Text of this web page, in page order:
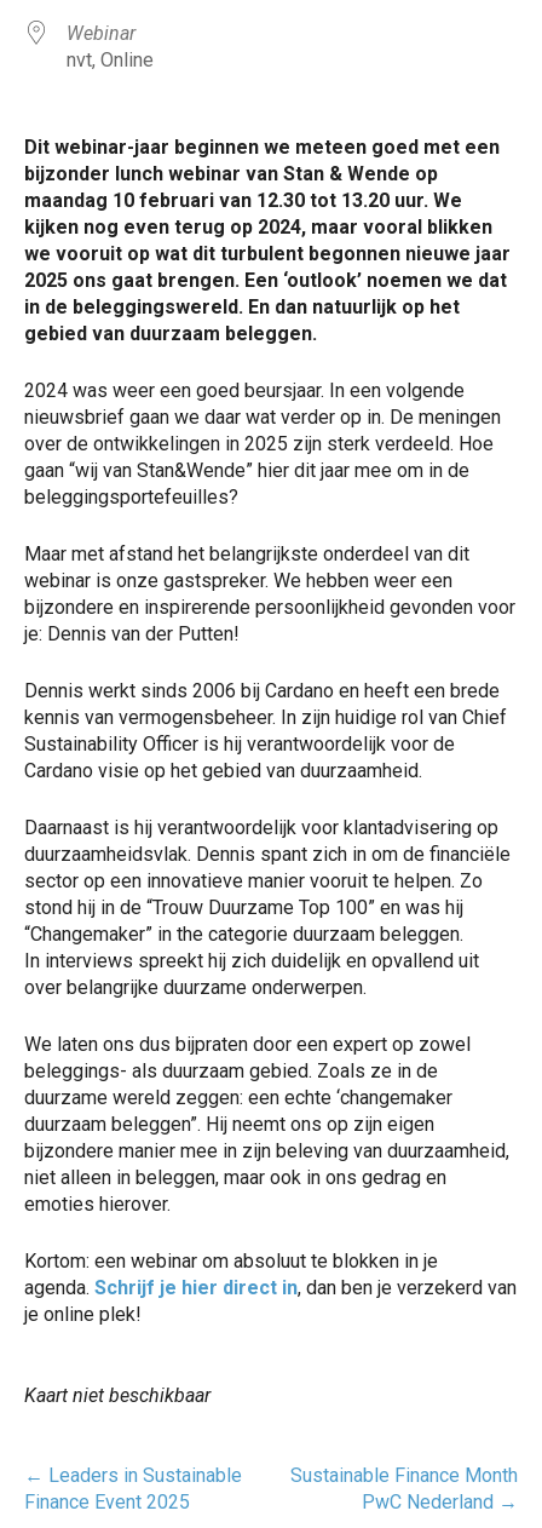
Webinar
nvt, Online
Dit webinar-jaar beginnen we meteen goed met een
bijzonder lunch webinar van Stan & Wende op
maandag 10 februari van 12.30 tot 13.20 uur. We
kijken nog even terug op 2024, maar vooral blikken
we vooruit op wat dit turbulent begonnen nieuwe jaar
2025 ons gaat brengen. Een ‘outlook’ noemen we dat
in de beleggingswereld. En dan natuurlijk op het
gebied van duurzaam beleggen.
2024 was weer een goed beursjaar. In een volgende
nieuwsbrief gaan we daar wat verder op in. De meningen
over de ontwikkelingen in 2025 zijn sterk verdeeld. Hoe
gaan “wij van Stan&Wende” hier dit jaar mee om in de
beleggingsportefeuilles?
Maar met afstand het belangrijkste onderdeel van dit
webinar is onze gastspreker. We hebben weer een
bijzondere en inspirerende persoonlijkheid gevonden voor
je: Dennis van der Putten!
Dennis werkt sinds 2006 bij Cardano en heeft een brede
kennis van vermogensbeheer. In zijn huidige rol van Chief
Sustainability Officer is hij verantwoordelijk voor de
Cardano visie op het gebied van duurzaamheid.
Daarnaast is hij verantwoordelijk voor klantadvisering op
duurzaamheidsvlak. Dennis spant zich in om de financiële
sector op een innovatieve manier vooruit te helpen. Zo
stond hij in de “Trouw Duurzame Top 100” en was hij
“Changemaker” in the categorie duurzaam beleggen.
In interviews spreekt hij zich duidelijk en opvallend uit
over belangrijke duurzame onderwerpen.
We laten ons dus bijpraten door een expert op zowel
beleggings- als duurzaam gebied. Zoals ze in de
duurzame wereld zeggen: een echte ‘changemaker
duurzaam beleggen”. Hij neemt ons op zijn eigen
bijzondere manier mee in zijn beleving van duurzaamheid,
niet alleen in beleggen, maar ook in ons gedrag en
emoties hierover.
Kortom: een webinar om absoluut te blokken in je
agenda. Schrijf je hier direct in, dan ben je verzekerd van
je online plek!
Kaart niet beschikbaar
Post
navigatie
← Leaders in Sustainable
Finance Event 2025
Sustainable Finance Month
PwC Nederland →